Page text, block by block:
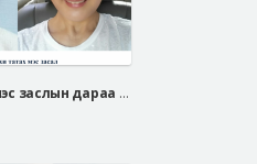
Хөмсгөөр сойх мэс заслын дараа / Чон хуа сон